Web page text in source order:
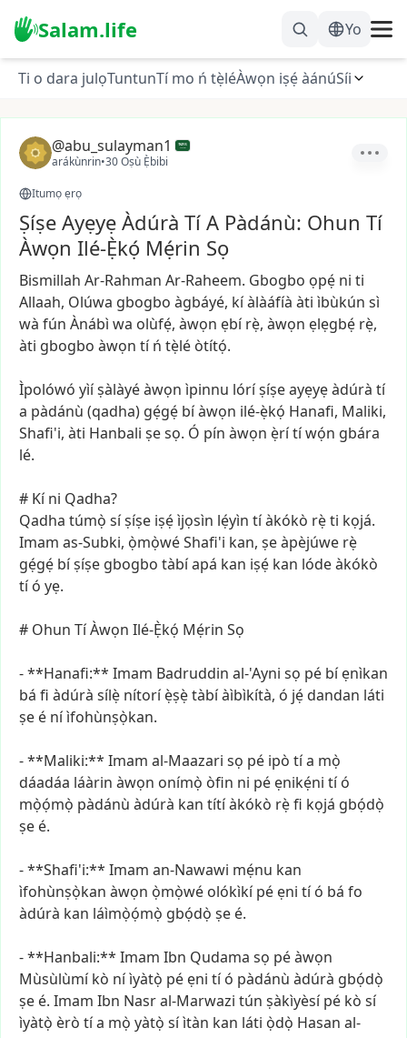
Salam.life Yo
Ti o dara julọTuntunTí mo ń tẹ̀léÀwọn iṣẹ́ àánúSíi
@abu_sulayman1
arákùnrin•30 Oṣù Ẹ̀bibi
Itumọ ẹrọ
Ṣíṣe Ayẹyẹ Àdúrà Tí A Pàdánù: Ohun Tí
Àwọn Ilé-Ẹ̀kọ́ Mẹ́rin Sọ
Bismillah Ar-Rahman Ar-Raheem. Gbogbo ọpẹ́ ni ti
Allaah, Olúwa gbogbo àgbáyé, kíàlàáfíà àti ìbùkún sì
wà fún Ànábì wa olùfẹ́, àwọn ẹbí rẹ̀, àwọn ẹlẹgbẹ́ rẹ̀,
àti gbogbo àwọn tí ń tẹ̀lé òtítọ́.
Ìpolówó yìíṣàlàyéàwọn ìpinnu lóríṣíṣeayẹyẹàdúrà tí
a pàdánù (qadha) gẹ́gẹ́ bíàwọn ilé-ẹ̀kọ́ Hanafi, Maliki,
Shafi'i, àti Hanbali ṣesọ. Ó pín àwọn ẹ̀rítíwọ́n gbára
lé.
# Kí ni Qadha?
Qadha túmọ̀ síṣíṣe iṣẹ́ìjọsìn lẹ́yìn tíàkókò rẹ̀ti kọjá.
Imam as-Subki, ọ̀mọ̀wéShafi'i kan, ṣeàpèjúwe rẹ̀
gẹ́gẹ́ bíṣíṣe gbogbo tàbíapá kan iṣẹ́ kan lódeàkókò
tí ó yẹ.
# Ohun TíÀwọn Ilé-Ẹ̀kọ́ Mẹ́rin Sọ
-**Hanafi:** Imam Badruddin al-'Ayni sọ pé bí ẹnìkan
bá fi àdúrà sílẹ̀ nítorí ẹ̀ṣẹ̀tàbíàìbìkítà, ó jẹ́ dandan láti
ṣe é níìfohùnṣọ̀kan.
-**Maliki:** Imam al-Maazari sọ pé ipò tía mọ̀
dáadáa láàrin àwọn onímọ̀ òfin ni pé ẹnikẹ́ni tí ó
mọ̀ọ́mọ̀ pàdánù àdúrà kan títíàkókò rẹ̀fi kọjá gbọ́dọ̀
ṣe é.
-**Shafi'i:** Imam an-Nawawi mẹ́nu kan
ìfohùnṣọ̀kan àwọn ọ̀mọ̀wé olókìkí pé ẹni tí ó bá fo
àdúrà kan láìmọ̀ọ́mọ̀ gbọ́dọ̀ ṣe é.
-**Hanbali:** Imam Ibn Qudama sọ péàwọn
Mùsùlùmí kò níìyàtọ̀ pé ẹni tí ó pàdánù àdúrà gbọ́dọ̀
ṣe é. Imam Ibn Nasral-Marwazi tún ṣàkìyèsí pé kò sí
ìyàtọ̀ èrò tía mọ̀ yàtọ̀ síìtàn kan láti ọ̀dọ̀ Hasan al-